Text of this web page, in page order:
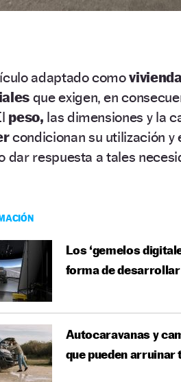
adaptado como
que exigen, en
peso, las dimensiones y la
condicionan su utilización y
dar respuesta a tales
Los ‘gemelos
forma de
Autocaravanas y
que pueden arruinar